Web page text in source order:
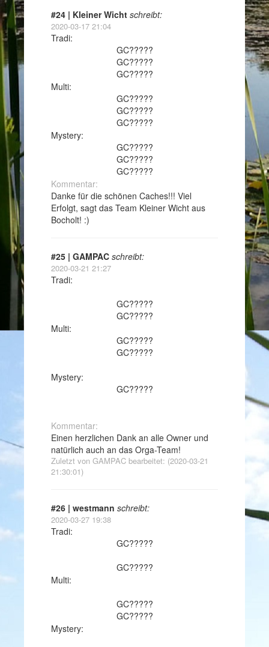
#24 | Kleiner Wicht schreibt:
2020-03-17 21:04
Tradi:
GC?????
GC?????
GC?????
Multi:
GC?????
GC?????
GC?????
Mystery:
GC?????
GC?????
GC?????
Kommentar:
Danke für die schönen Caches!!! Viel
Erfolgt, sagt das Team Kleiner Wicht aus
Bocholt! :)
#25 | GAMPAC schreibt:
2020-03-21 21:27
Tradi:
GC?????
GC?????
Multi:
GC?????
GC?????
Mystery:
GC?????
Kommentar:
Einen herzlichen Dank an alle Owner und
natürlich auch an das Orga-Team!
Zuletzt von GAMPAC bearbeitet: (2020-03-21
21:30:01)
#26 | westmann schreibt:
2020-03-27 19:38
Tradi:
GC?????
GC?????
Multi:
GC?????
GC?????
Mystery: